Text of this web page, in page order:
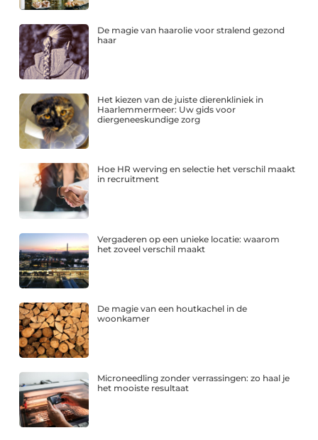
De magie van haarolie voor stralend gezond
haar
Het kiezen van de juiste dierenkliniek in
Haarlemmermeer: Uw gids voor
diergeneeskundige zorg
Hoe HR werving en selectie het verschil maakt
in recruitment
Vergaderen op een unieke locatie: waarom
het zoveel verschil maakt
De magie van een houtkachel in de
woonkamer
Microneedling zonder verrassingen: zo haal je
het mooiste resultaat